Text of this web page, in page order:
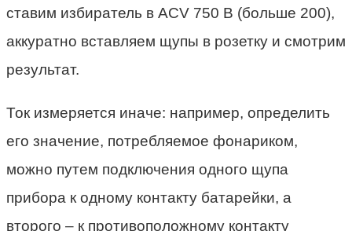
ставим избиратель в ACV 750 В (больше 200),
аккуратно вставляем щупы в розетку и смотрим
результат.
Ток измеряется иначе: например, определить
его значение, потребляемое фонариком,
можно путем подключения одного щупа
прибора к одному контакту батарейки, а
второго – к противоположному контакту